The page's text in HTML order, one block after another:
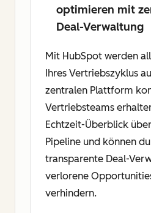
optimieren mit
Deal-Verwaltung
Mit HubSpot werden
Ihres Vertriebszyklus
zentralen Plattform
Vertriebsteams
Echtzeit-Überblick
Pipeline und können
transparente Deal-
verlorene
verhindern.